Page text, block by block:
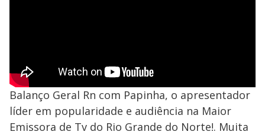
Balanço Geral Rn com Papinha, o apresentador
líder em popularidade e audiência na Maior
Emissora de Tv do Rio Grande do Norte!. Muita